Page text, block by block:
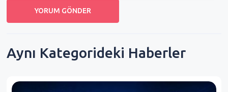
Aynı Kategorideki Haberler